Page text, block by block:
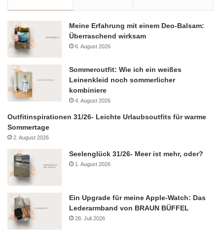
Meine Erfahrung mit einem Deo-Balsam:
Überraschend wirksam
6. August 2026
Sommeroutfit: Wie ich ein weißes
Leinenkleid noch sommerlicher
kombiniere
4. August 2026
Outfitinspirationen 31/26- Leichte Urlaubsoutfits für warme
Sommertage
2. August 2026
Seelenglück 31/26- Meer ist mehr, oder?
1. August 2026
Ein Upgrade für meine Apple-Watch: Das
Lederarmband von BRAUN BÜFFEL
28. Juli 2026